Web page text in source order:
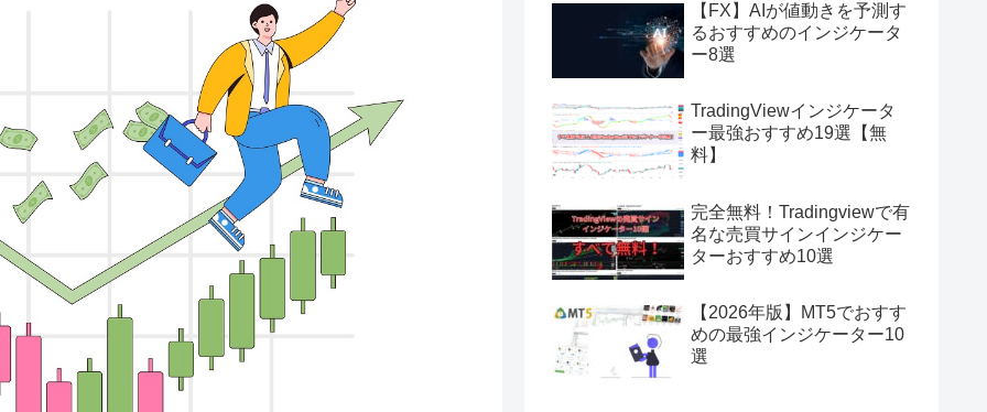
【FX】AIが値動きを予測す
るおすすめのインジケータ
ー8選
TradingViewインジケータ
ー最強おすすめ19選【無
料】
完全無料！Tradingviewで有
名な売買サインインジケー
ターおすすめ10選
【2026年版】MT5でおすす
めの最強インジケーター10
選